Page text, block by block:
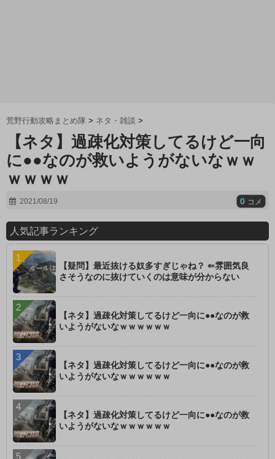
荒野行動攻略まとめ隊 > ネタ・雑談 >
【ネタ】過疎化対策してるけど一向
に●●なのが救いようがないなｗｗ
ｗｗｗｗ
2021/08/19 0 コメ
人気記事ランキング
【疑問】最近抜ける奴多すぎじゃね？ ⇐雰囲気良
さそうなのに抜けていくのは意味が分からない
【ネタ】過疎化対策してるけど一向に●●なのが救
いようがないなｗｗｗｗｗｗ
【ネタ】過疎化対策してるけど一向に●●なのが救
いようがないなｗｗｗｗｗｗ
【ネタ】過疎化対策してるけど一向に●●なのが救
いようがないなｗｗｗｗｗｗ